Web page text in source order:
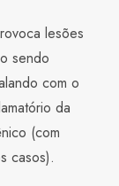
lesões
sendo
com o
da
(com
casos).